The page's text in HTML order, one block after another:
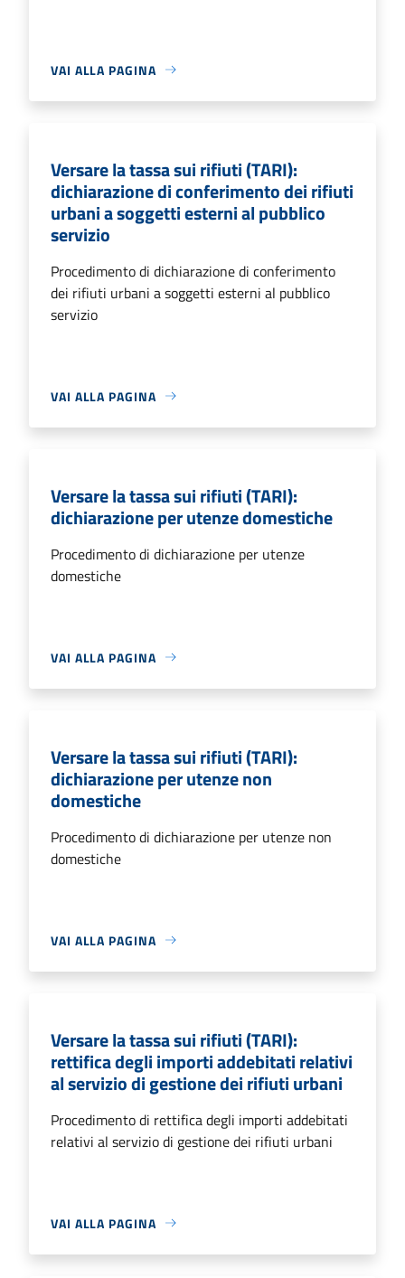
VAI ALLA PAGINA
Versare la tassa sui rifiuti (TARI):
dichiarazione di conferimento dei rifiuti
urbani a soggetti esterni al pubblico
servizio
Procedimento di dichiarazione di conferimento
dei rifiuti urbani a soggetti esterni al pubblico
servizio
VAI ALLA PAGINA
Versare la tassa sui rifiuti (TARI):
dichiarazione per utenze domestiche
Procedimento di dichiarazione per utenze
domestiche
VAI ALLA PAGINA
Versare la tassa sui rifiuti (TARI):
dichiarazione per utenze non
domestiche
Procedimento di dichiarazione per utenze non
domestiche
VAI ALLA PAGINA
Versare la tassa sui rifiuti (TARI):
rettifica degli importi addebitati relativi
al servizio di gestione dei rifiuti urbani
Procedimento di rettifica degli importi addebitati
relativi al servizio di gestione dei rifiuti urbani
VAI ALLA PAGINA